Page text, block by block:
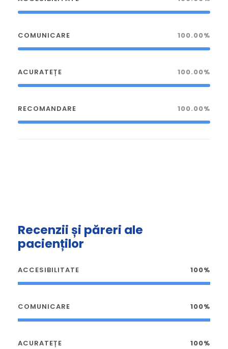
COMUNICARE 100.00%
ACURATEȚE 100.00%
RECOMANDARE 100.00%
Recenzii și păreri ale
pacienților
ACCESIBILITATE 100%
COMUNICARE 100%
ACURATEȚE 100%